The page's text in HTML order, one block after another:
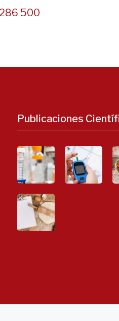
500
Publicaciones